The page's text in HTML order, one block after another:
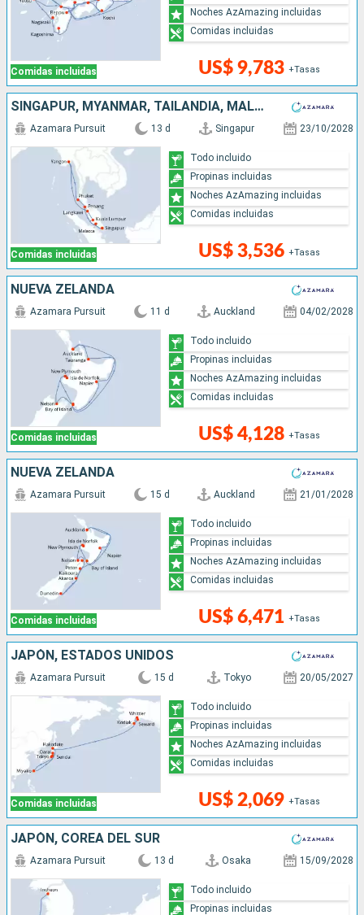
Comidas incluidas US$ 9,783 +Tasas
Noches AzAmazing incluidas
Comidas incluidas
SINGAPUR, MYANMAR, TAILANDIA, MALASIA
Comidas incluidas
Azamara Pursuit 13 d Singapur 23/10/2028
US$ 3,536 +Tasas
Todo incluido
Propinas incluidas
Noches AzAmazing incluidas
Comidas incluidas
NUEVA ZELANDA
Comidas incluidas
Azamara Pursuit 11 d Auckland 04/02/2028
US$ 4,128 +Tasas
Todo incluido
Propinas incluidas
Noches AzAmazing incluidas
Comidas incluidas
NUEVA ZELANDA
Comidas incluidas
Azamara Pursuit 15 d Auckland 21/01/2028
US$ 6,471 +Tasas
Todo incluido
Propinas incluidas
Noches AzAmazing incluidas
Comidas incluidas
JAPÓN, ESTADOS UNIDOS
Comidas incluidas
Azamara Pursuit 15 d Tokyo 20/05/2027
US$ 2,069 +Tasas
Todo incluido
Propinas incluidas
Noches AzAmazing incluidas
Comidas incluidas
JAPÓN, COREA DEL SUR
Azamara Pursuit 13 d Osaka 15/09/2028
Todo incluido
Propinas incluidas